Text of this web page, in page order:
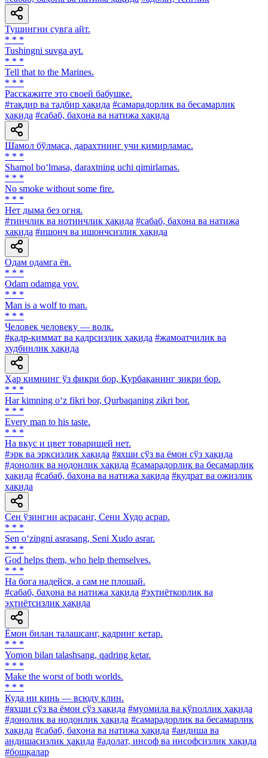
Тушингни сувга айт.
* * *
Tushingni suvga ayt.
* * *
Tell that to the Marines.
* * *
Расскажите это своей бабушке.
#тақдир ва тадбир ҳақида #самарадорлик ва бесамарлик
ҳақида #сабаб, баҳона ва натижа ҳақида
Шамол бўлмаса, дарахтнинг учи қимирламас.
* * *
Shamol bo‘lmasa, daraxtning uchi qimirlamas.
* * *
No smoke without some fire.
* * *
Нет дыма без огня.
#тинчлик ва нотинчлик ҳақида #сабаб, баҳона ва натижа
ҳақида #ишонч ва ишончсизлик ҳақида
Одам одамга ёв.
* * *
Odam odamga yov.
* * *
Man is a wolf to man.
* * *
Человек человеку — волк.
#қадр-қиммат ва қадрсизлик ҳақида #жамоатчилик ва
худбинлик ҳақида
Ҳар кимнинг ўз фикри бор, Қурбақанинг зикри бор.
* * *
Har kimning o‘z fikri bor, Qurbaqaning zikri bor.
* * *
Every man to his taste.
* * *
На вкус и цвет товарищей нет.
#эрк ва эрксизлик ҳақида #яхши сўз ва ёмон сўз ҳақида
#донолик ва нодонлик ҳақида #самарадорлик ва бесамарлик
ҳақида #сабаб, баҳона ва натижа ҳақида #қудрат ва ожизлик
ҳақида
Сен ўзингни асрасанг, Сени Худо асрар.
* * *
Sen o‘zingni asrasang, Seni Xudo asrar.
* * *
God helps them, who help themselves.
* * *
На бога надейся, а сам не плошай.
#сабаб, баҳона ва натижа ҳақида #эҳтиёткорлик ва
эҳтиётсизлик ҳақида
Ёмон билан талашсанг, қадринг кетар.
* * *
Yomon bilan talashsang, qadring ketar.
* * *
Make the worst of both worlds.
* * *
Куда ни кинь — всюду клин.
#яхши сўз ва ёмон сўз ҳақида #муомила ва қўполлик ҳақида
#донолик ва нодонлик ҳақида #самарадорлик ва бесамарлик
ҳақида #сабаб, баҳона ва натижа ҳақида #андиша ва
андишасизлик ҳақида #адолат, инсоф ва инсофсизлик ҳақида
#бошқалар